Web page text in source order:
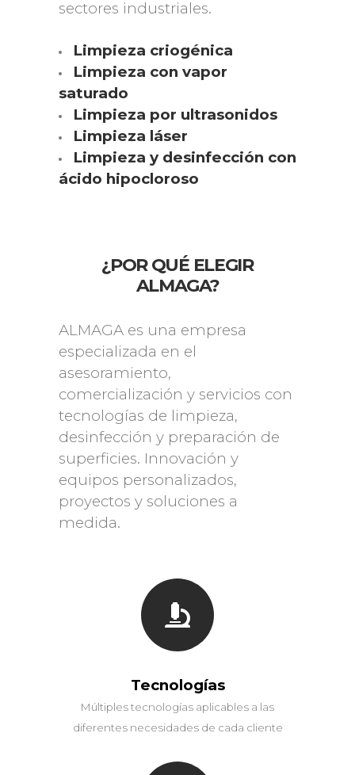
sectores industriales.
Limpieza criogénica
Limpieza con vapor
saturado
Limpieza por ultrasonidos
Limpieza láser
Limpieza y desinfección con
ácido hipocloroso
¿POR QUÉ ELEGIR
ALMAGA?
ALMAGA es una empresa
especializada en el
asesoramiento,
comercialización y servicios con
tecnologías de limpieza,
desinfección y preparación de
superficies. Innovación y
equipos personalizados,
proyectos y soluciones a
medida.
Tecnologías
Múltiples tecnologías aplicables a las
diferentes necesidades de cada cliente